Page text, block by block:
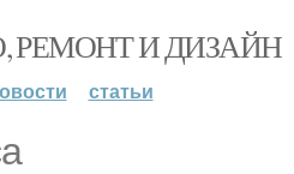
РЕМОНТ И ДИЗАЙН
статьи